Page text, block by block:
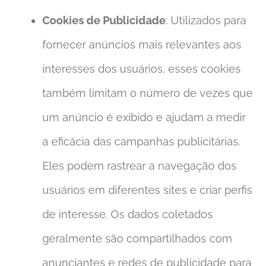
Cookies de Publicidade: Utilizados para
fornecer anúncios mais relevantes aos
interesses dos usuários, esses cookies
também limitam o número de vezes que
um anúncio é exibido e ajudam a medir
a eficácia das campanhas publicitárias.
Eles podem rastrear a navegação dos
usuários em diferentes sites e criar perfis
de interesse. Os dados coletados
geralmente são compartilhados com
anunciantes e redes de publicidade para